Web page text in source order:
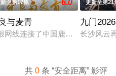
人程桉、恩师林晚媚的双重背叛
新至第17集 6.0
与麦青
网线连接了中国鹿鸣村和英国牛
更新至第21
九门2026
长沙风云
共0 条 “安全距离” 影评